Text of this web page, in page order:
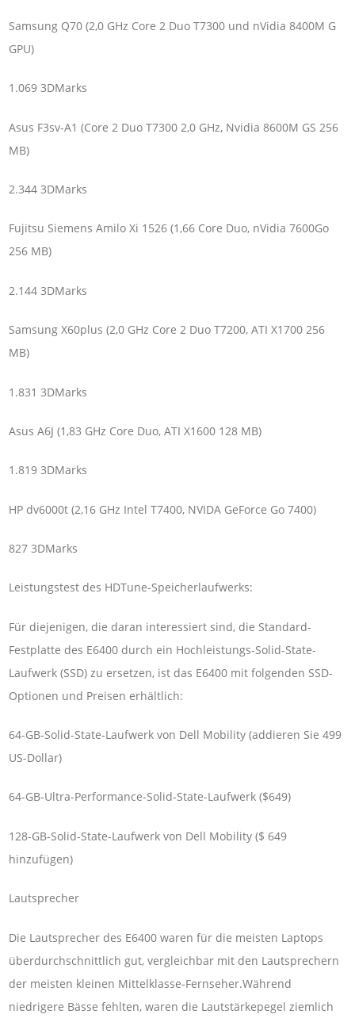
Samsung Q70 (2,0 GHz Core 2 Duo T7300 und nVidia 8400M G
GPU)
1.069 3DMarks
Asus F3sv-A1 (Core 2 Duo T7300 2,0 GHz, Nvidia 8600M GS 256
MB)
2.344 3DMarks
Fujitsu Siemens Amilo Xi 1526 (1,66 Core Duo, nVidia 7600Go
256 MB)
2.144 3DMarks
Samsung X60plus (2,0 GHz Core 2 Duo T7200, ATI X1700 256
MB)
1.831 3DMarks
Asus A6J (1,83 GHz Core Duo, ATI X1600 128 MB)
1.819 3DMarks
HP dv6000t (2,16 GHz Intel T7400, NVIDA GeForce Go 7400)
827 3DMarks
Leistungstest des HDTune-Speicherlaufwerks:
Für diejenigen, die daran interessiert sind, die Standard-
Festplatte des E6400 durch ein Hochleistungs-Solid-State-
Laufwerk (SSD) zu ersetzen, ist das E6400 mit folgenden SSD-
Optionen und Preisen erhältlich:
64-GB-Solid-State-Laufwerk von Dell Mobility (addieren Sie 499
US-Dollar)
64-GB-Ultra-Performance-Solid-State-Laufwerk ($649)
128-GB-Solid-State-Laufwerk von Dell Mobility ($ 649
hinzufügen)
Lautsprecher
Die Lautsprecher des E6400 waren für die meisten Laptops
überdurchschnittlich gut, vergleichbar mit den Lautsprechern
der meisten kleinen Mittelklasse-Fernseher.Während
niedrigere Bässe fehlten, waren die Lautstärkepegel ziemlich